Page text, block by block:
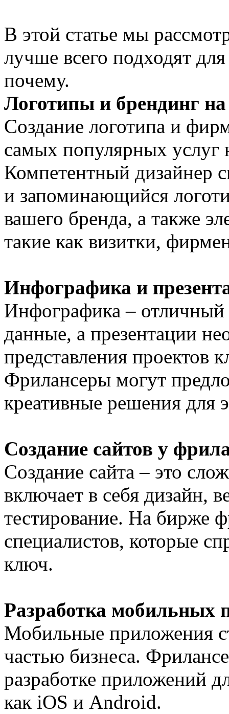
В этой статье мы
лучше всего подходят
почему.
Логотипы и брендинг
Создание логотипа и
самых популярных услуг
Компетентный дизайнер
и запоминающийся
вашего бренда, а также
такие как визитки,
Инфографика и
Инфографика – отличный
данные, а презентации
представления проектов
Фрилансеры могут
креативные решения для
Создание сайтов у
Создание сайта – это
включает в себя дизайн,
тестирование. На бирже
специалистов, которые
ключ.
Разработка мобильных
Мобильные приложения
частью бизнеса.
разработке приложений
как iOS и Android.